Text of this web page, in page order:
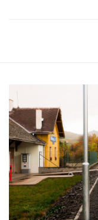
BELÉPÉS
REGISZTRÁCIÓ